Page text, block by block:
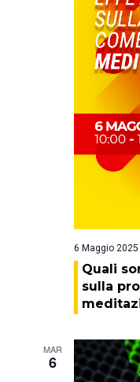
6 Maggio 2025
Quali
sulla
MAR
6